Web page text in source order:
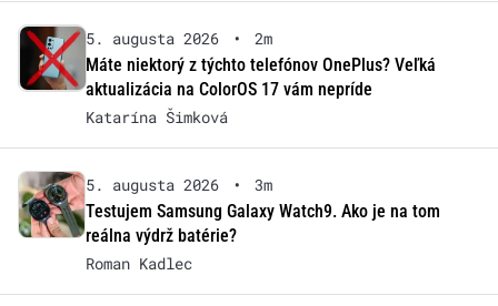
5. augusta 2026 •
2m
Máte niektorý z týchto telefónov OnePlus? Veľká
aktualizácia na ColorOS 17 vám nepríde
Katarína Šimková
5. augusta 2026 •
3m
Testujem Samsung Galaxy Watch9. Ako je na tom
reálna výdrž batérie?
Roman Kadlec